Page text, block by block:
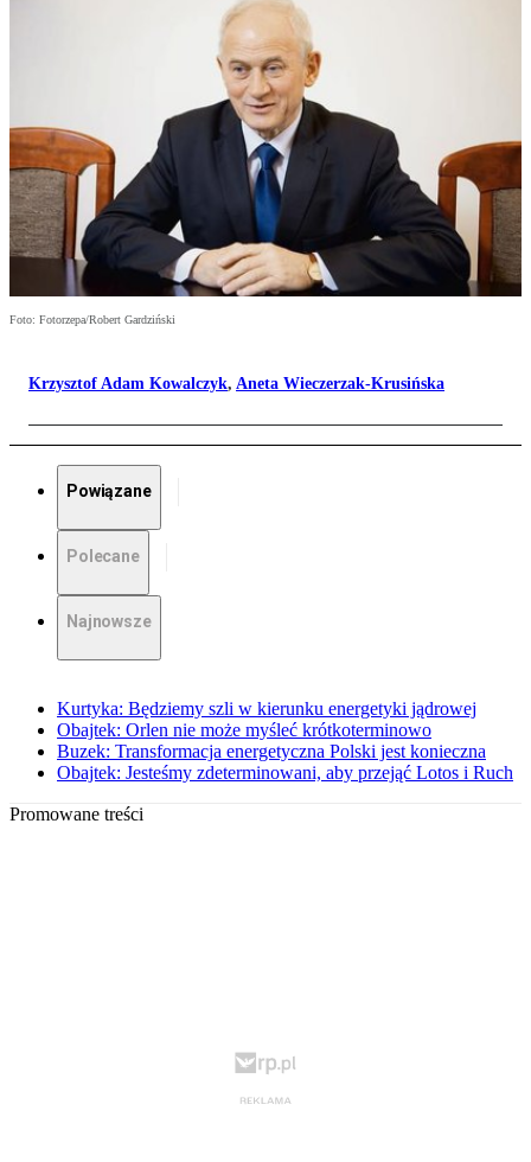
Foto: Fotorzepa/Robert Gardziński
Krzysztof Adam Kowalczyk, Aneta Wieczerzak-Krusińska
Powiązane
Polecane
Najnowsze
Kurtyka: Będziemy szli w kierunku energetyki jądrowej
Obajtek: Orlen nie może myśleć krótkoterminowo
Buzek: Transformacja energetyczna Polski jest konieczna
Obajtek: Jesteśmy zdeterminowani, aby przejąć Lotos i Ruch
Promowane treści